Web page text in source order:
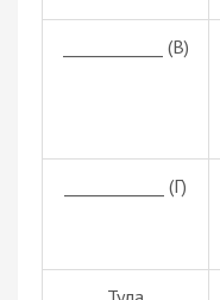
____________ (В)
____________ (Г)